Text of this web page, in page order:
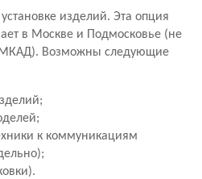
изделий. Эта опция
в Москве и Подмосковье (не
Возможны следующие
к коммуникациям